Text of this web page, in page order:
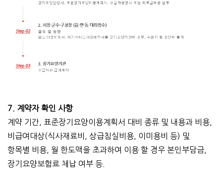
7. 계약자 확인 사항
계약 기간, 표준장기요양이용계획서 대비 종류 및 내용과 비용,
비급여대상(식사재료비, 상급침실비용, 이미용비 등) 및
항목별 비용, 월 한도액을 초과하여 이용 할 경우 본인부담금,
장기요양보험료 체납 여부 등.